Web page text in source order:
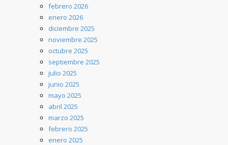
febrero 2026
enero 2026
diciembre 2025
noviembre 2025
octubre 2025
septiembre 2025
julio 2025
junio 2025
mayo 2025
abril 2025
marzo 2025
febrero 2025
enero 2025